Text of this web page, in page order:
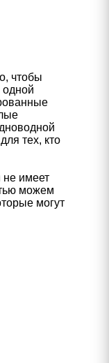
чтобы
одной
тех, кто
не имеет
можем
могут